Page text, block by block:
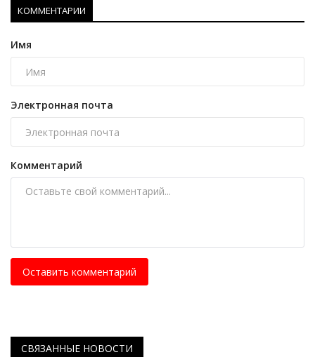
КОММЕНТАРИИ
Имя
Электронная почта
Комментарий
Оставить комментарий
СВЯЗАННЫЕ НОВОСТИ